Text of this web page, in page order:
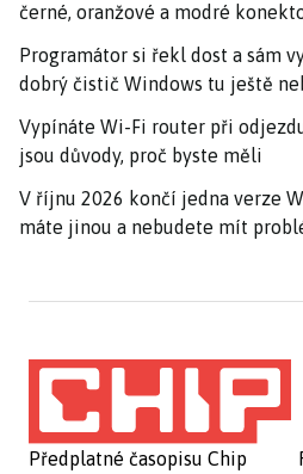
černé, oranžové a modré
Programátor si řekl dost a sám
dobrý čistič Windows tu ještě
Vypínáte Wi-Fi router při
jsou důvody, proč byste měli
V říjnu 2026 končí jedna verze
máte jinou a nebudete mít
Předplatné časopisu Chip